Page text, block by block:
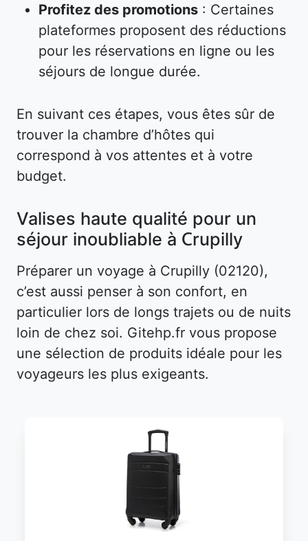
Profitez des promotions : Certaines
plateformes proposent des réductions
pour les réservations en ligne ou les
séjours de longue durée.
En suivant ces étapes, vous êtes sûr de
trouver la chambre d’hôtes qui
correspond à vos attentes et à votre
budget.
Valises haute qualité pour un
séjour inoubliable à Crupilly
Préparer un voyage à Crupilly (02120),
c’est aussi penser à son confort, en
particulier lors de longs trajets ou de nuits
loin de chez soi. Gitehp.fr vous propose
une sélection de produits idéale pour les
voyageurs les plus exigeants.